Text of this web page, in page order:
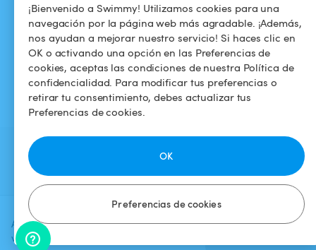
¡Bienvenido a Swimmy! Utilizamos cookies para una
navegación por la página web más agradable. ¡Además,
nos ayudan a mejorar nuestro servicio! Si haces clic en
OK o activando una opción en las Preferencias de
cookies, aceptas las condiciones de nuestra Política de
confidencialidad. Para modificar tus preferencias o
retirar tu consentimiento, debes actualizar tus
Preferencias de cookies.
Preferencias de cookies
OK
Agrega una fecha y un horario para
ver el precio
Verificar